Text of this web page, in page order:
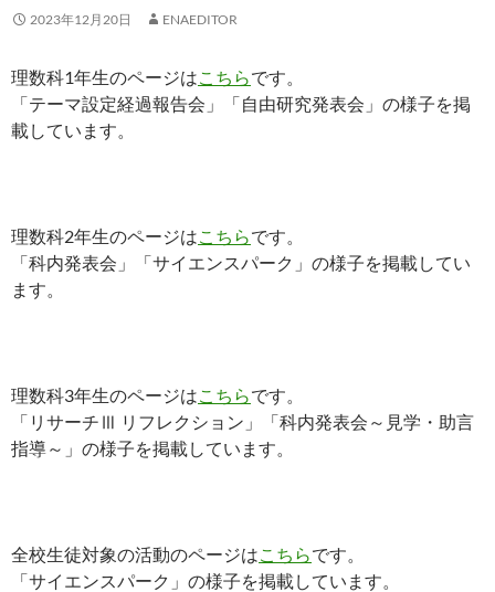
2023年12月20日 ENAEDITOR
理数科1年生のページは こちらです。
「テーマ設定経過報告会」「自由研究発表会」の様子を掲
載しています。
理数科2年生のページは こちらです。
「科内発表会」「サイエンスパーク」の様子を掲載してい
ます。
理数科3年生のページは こちらです。
「リサーチⅢ リフレクション」「科内発表会～見学・助言
指導～」の様子を掲載しています。
全校生徒対象の活動のページは こちらです。
「サイエンスパーク」の様子を掲載しています。